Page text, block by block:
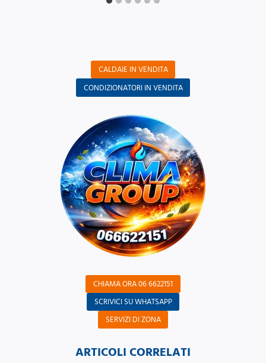
CALDAIE IN VENDITA
CONDIZIONATORI IN VENDITA
CHIAMA ORA 06 6622151
SCRIVICI SU WHATSAPP
SERVIZI DI ZONA
ARTICOLI CORRELATI